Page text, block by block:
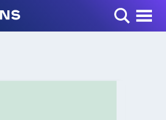
Toggle Menu